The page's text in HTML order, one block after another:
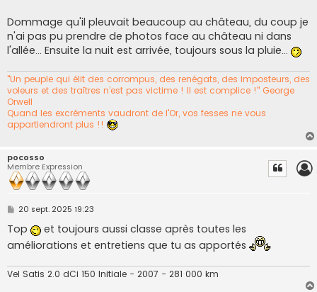
Dommage qu'il pleuvait beaucoup au château, du coup je
n'ai pas pu prendre de photos face au château ni dans
l'allée... Ensuite la nuit est arrivée, toujours sous la pluie...
"Un peuple qui élit des corrompus, des renégats, des imposteurs, des
voleurs et des traîtres n’est pas victime ! Il est complice !" George
Orwell
Quand les excréments vaudront de l'Or, vos fesses ne vous
appartiendront plus !!
pocosso
Membre Expression
M
s
s
a
e
20 sept. 2025 19:23
Top
et toujours aussi classe après toutes les
améliorations et entretiens que tu as apportés
Vel Satis 2.0 dCi 150 Initiale - 2007 - 281 000 km